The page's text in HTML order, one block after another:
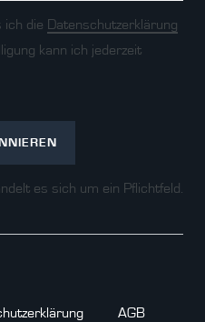
ich die Daten­schutz­erklärung
kann ich jederzeit
es sich um ein Pflichtfeld.
AGB